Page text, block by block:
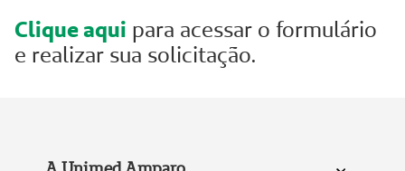
Clique aqui para acessar o formulário
e realizar sua solicitação.